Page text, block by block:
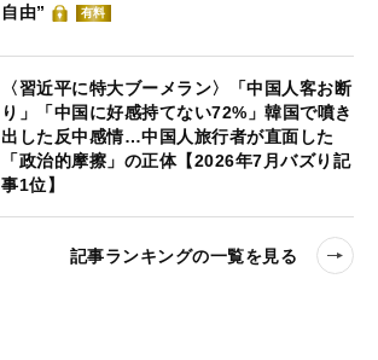
自由”
有料
〈習近平に特大ブーメラン〉「中国人客お断
り」「中国に好感持てない72%」韓国で噴き
出した反中感情…中国人旅行者が直面した
「政治的摩擦」の正体【2026年7月バズり記
事1位】
記事ランキングの一覧を見る